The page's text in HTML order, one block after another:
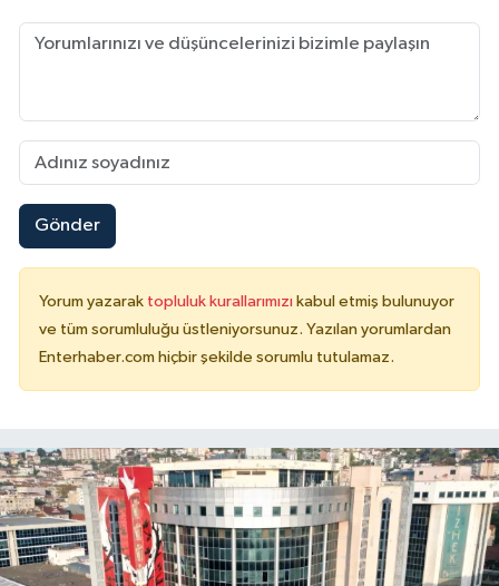
Gönder
Yorum yazarak topluluk kurallarımızı kabul etmiş bulunuyor
ve tüm sorumluluğu üstleniyorsunuz. Yazılan yorumlardan
Enterhaber.com hiçbir şekilde sorumlu tutulamaz.